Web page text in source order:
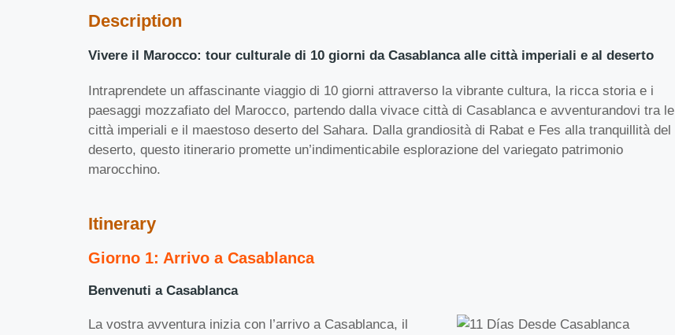
Description
Vivere il Marocco: tour culturale di 10 giorni da Casablanca alle città imperiali e al deserto
Intraprendete un affascinante viaggio di 10 giorni attraverso la vibrante cultura, la ricca storia e i
paesaggi mozzafiato del Marocco, partendo dalla vivace città di Casablanca e avventurandovi tra le
città imperiali e il maestoso deserto del Sahara. Dalla grandiosità di Rabat e Fes alla tranquillità del
deserto, questo itinerario promette un’indimenticabile esplorazione del variegato patrimonio
marocchino.
Itinerary
Giorno 1: Arrivo a Casablanca
Benvenuti a Casablanca
La vostra avventura inizia con l’arrivo a Casablanca, il